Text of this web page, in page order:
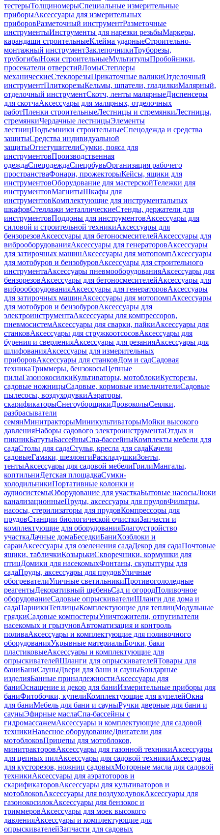
тестерыТолщиномерыСпециальные измерительные
приборыАксессуары для измерительных
приборовРазметочный инструментРазметочные
инструментыИнструменты для нарезки резьбыМаркеры,
карандаши строительныеКлейма ударныеСтроительно-
монтажный инструментЗаклепочникиТруборезы,
трубогибыНожи строительныеМультитулыПробойники,
просекатели отверстийЛомыСтеплеры
механическиеСтеклорезыПрикаточные валикиОтделочный
инструментПлиткорезыКельмы, шпатели, гладилкиМалярный,
отделочный инструментСкотч, ленты малярныеДиспенсеры
для скотчаАксессуары для малярных, отделочных
работПленки строительныеЛестницы и стремянкиЛестницы,
стремянкиЧердачные лестницыЭлементы
лестницПодъемники строительныеСпецодежда и средства
защитыСредства индивидуальной
защитыОгнетушителиСумки, пояса для
инструментовПроизводственная
одеждаСпецодеждаСпецобувьОрганизация рабочего
пространстваФонари, прожекторыКейсы, ящики для
инструментовОборудование для мастерскойТележки для
инструментовМагнитыШкафы для
инструментовКомплектующие для инструментальных
шкафовСтеллажи металлическиеСтенды, держатели для
инструментовПоддоны для инструментовАксессуары для
силовой и строительной техникиАксессуары для
бензорезовАксессуары для бетоносмесителейАксессуары для
виброоборудованияАксессуары для генераторовАксессуары
для затирочных машинАксессуары для мотопомпАксессуары
для мотобуров и бензобуровАксессуары для строительного
инструментаАксессуары пневмооборудованияАксессуары для
бензорезовАксессуары для бетоносмесителейАксессуары для
виброоборудованияАксессуары для генераторовАксессуары
для затирочных машинАксессуары для мотопомпАксессуары
для мотобуров и бензобуровАксессуары для
электроинструментаАксессуары для компрессоров,
пневмосистемАксессуары для сварки, пайкиАксессуары для
станковАксессуары для стружкоотсосовАксессуары для
бурения и сверленияАксессуары для резанияАксессуары для
шлифованияАксессуары для измерительных
приборовАксессуары для станковДом и садСадовая
техникаТриммеры, бензокосыЦепные
пилыГазонокосилкиКультиваторы, мотоблокиКусторезы,
садовые ножницыСадовые, кормовые измельчителиСадовые
пылесосы, воздуходувкиАэраторы,
скарификаторыСнегоуборщикиДровоколыСеялки,
разбрасыватели
семянМинитракторыМиникультиваторыМойки высокого
давленияНаборы садового электроинструментаОтдых и
пикникБатутыБассейныСпа-бассейныКомплекты мебели для
садаСтолы для садаСтулья, кресла для садаКачели
садовыеГамаки, шезлонгиРаскладушкиЗонты,
тентыАксессуары для садовой мебелиГрилиМангалы,
коптильниДетская площадкаСумки-
холодильникиПортативные колонки и
аудиосистемыОборудование для участкаБытовые насосыЛюки
канализационныеПруды, аксессуары для прудовФильтры,
насосы, стерилизаторы для прудовКомпрессоры для
прудовСтанции биологической очисткиЗапчасти и
комплектующие для оборудованияБлагоустройство
участкаДачные домаБеседкиБаниХозблоки и
сараиАксессуары для озеленения садаДекор для садаПочтовые
ящики, табличкиКозырькиСкворечники, кормушки для
птицДомики для насекомыхФонтаны, скульптуры для
садаПруды, аксессуары для прудовУличные
обогревателиУличные светильникиПротивогололедные
реагентыДекоративный щебеньСад и огородПоливочное
оборудованиеСадовые опрыскивателиШланги для дома и
садаПарникиТеплицыКомплектующие для теплицМодульные
грядкиСадовые компостерыУничтожители, отпугиватели
насекомых и грызуновАвтоматизация и контроль
поливаАксессуары и комплектующие для поливочного
оборудованияУкрывные материалыБочки, баки
пластиковыеАксессуары и комплектующие для
опрыскивателейШланги для опрыскивателейТовары для
баниБаниСауныДвери для бани и сауныБондарные
изделияБанные принадлежностиАксессуары для
баниОснащение и декор для баниИзмерительные приборы для
баниФитобочки, купелиКомплектующие для купелейОкна
для баниМебель для бани и сауныРучки дверные для бани и
сауныЭфирные маслаСпа-бассейны с
гидромассажемАксессуары и комплектующие для садовой
техникиНавесное оборудованиеДвигатели для
мотоблоковПрицепы для мотоблоков,
минитракторовАксессуары для газонной техникиАксессуары
для цепных пилАксессуары для садовой техникиАксессуары
для кусторезов, ножниц садовыхМоторные масла для садовой
техникиАксессуары для аэратоторов и
скарификаторовАксессуары для культиваторов и
мотоблоковАксессуары для воздуходувокАксессуары для
газонокосилокАксессуары для бензокос и
триммеровАксессуары для моек высокого
давленияАксессуары и комплектующие для
опрыскивателейЗапчасти для садовых